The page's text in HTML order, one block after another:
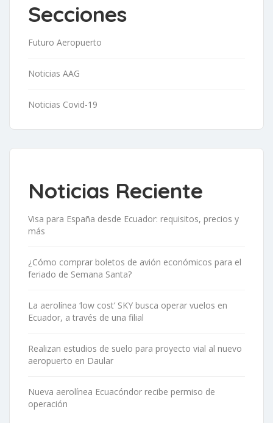
Secciones
Futuro Aeropuerto
Noticias AAG
Noticias Covid-19
Noticias Reciente
Visa para España desde Ecuador: requisitos, precios y
más
¿Cómo comprar boletos de avión económicos para el
feriado de Semana Santa?
La aerolínea ‘low cost’ SKY busca operar vuelos en
Ecuador, a través de una filial
Realizan estudios de suelo para proyecto vial al nuevo
aeropuerto en Daular
Nueva aerolínea Ecuacóndor recibe permiso de
operación